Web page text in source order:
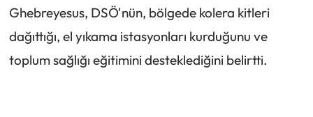
Ghebreyesus, DSÖ'nün, bölgede kolera kitleri
dağıttığı, el yıkama istasyonları kurduğunu ve
toplum sağlığı eğitimini desteklediğini belirtti.